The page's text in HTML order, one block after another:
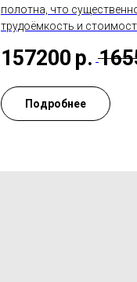
полотна, что
трудоёмкость и
157200 р.
Подробнее